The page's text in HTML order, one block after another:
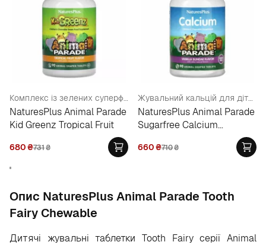
Комплекс із зелених суперфудів для дітей, тропічні фрукти
NaturesPlus Animal Parade
Kid Greenz Tropical Fruit
680₴731₴
Жувальний кальцій для дітей, без цукру
NaturesPlus Animal Parade
Sugarfree Calcium
660₴710₴
Опис NaturesPlus Animal Parade Tooth
Fairy Chewable
Дитячі жувальні таблетки Tooth Fairy серії Animal